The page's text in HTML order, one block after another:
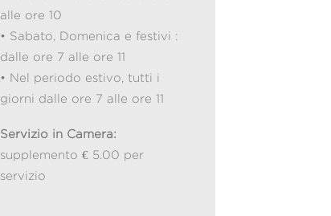
alle ore 10
• Sabato, Domenica e festivi :
dalle ore 7 alle ore 11
• Nel periodo estivo, tutti i
giorni dalle ore 7 alle ore 11
Servizio in Camera:
supplemento € 5.00 per
servizio